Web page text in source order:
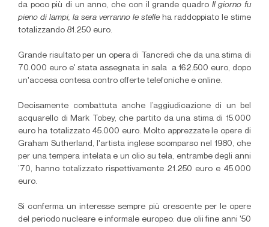
da poco più di un anno, che con il grande quadro Il giorno fu
pieno di lampi, la sera verranno le stelleha raddoppiato le stime
totalizzando 81.250 euro.
Grande risultato per un opera di Tancredi che da una stima di
70.000 euro e' stata assegnata in sala a 162.500 euro, dopo
un'accesa contesa contro offerte telefoniche e online.
Decisamente combattuta anche l’aggiudicazione di un bel
acquarello di Mark Tobey, che partito da una stima di 15.000
euro ha totalizzato 45.000 euro. Molto apprezzate le opere di
Graham Sutherland, l'artista inglese scomparso nel 1980, che
per una tempera intelata e un olio su tela, entrambe degli anni
’70, hanno totalizzato rispettivamente 21.250 euro e 45.000
euro.
Si conferma un interesse sempre più crescente per le opere
del periodo nucleare e informale europeo: due olii fine anni '50